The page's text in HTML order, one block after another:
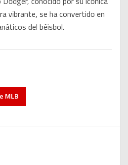
vibrante, se ha convertido en
del béisbol.
MLB